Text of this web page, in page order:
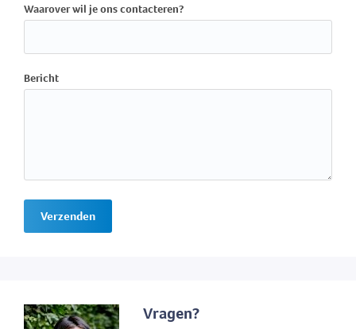
Waarover wil je ons contacteren?
Bericht
Verzenden
Vragen?